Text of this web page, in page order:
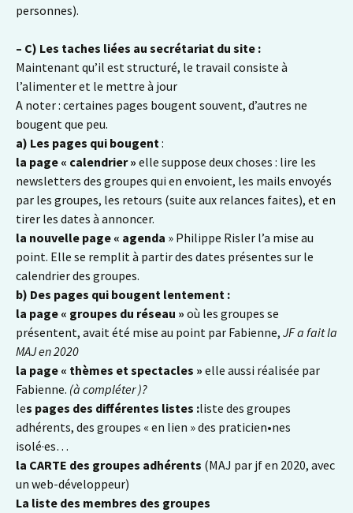
personnes).
– C) Les taches liées au secrétariat du site :
Maintenant qu’il est structuré, le travail consiste à
l’alimenter et le mettre à jour
A noter : certaines pages bougent souvent, d’autres ne
bougent que peu.
a) Les pages qui bougent:
la page « calendrier » elle suppose deux choses : lire les
newsletters des groupes qui en envoient, les mails envoyés
par les groupes, les retours (suite aux relances faites), et en
tirer les dates à annoncer.
la nouvelle page « agenda » Philippe Risler l’a mise au
point. Elle se remplit à partir des dates présentes sur le
calendrier des groupes.
b) Des pages qui bougent lentement :
la page « groupes du réseau » où les groupes se
présentent, avait été mise au point par Fabienne, JF a fait la
MAJ en 2020
la page « thèmes et spectacles » elle aussi réalisée par
Fabienne. (à compléter )?
les pages des différentes listes :liste des groupes
adhérents, des groupes « en lien » des praticien•nes
isolé·es…
la CARTE des groupes adhérents (MAJ par jf en 2020, avec
un web-développeur)
La liste des membres des groupes